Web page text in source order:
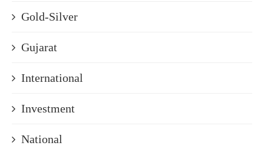
Gold-Silver
Gujarat
International
Investment
National